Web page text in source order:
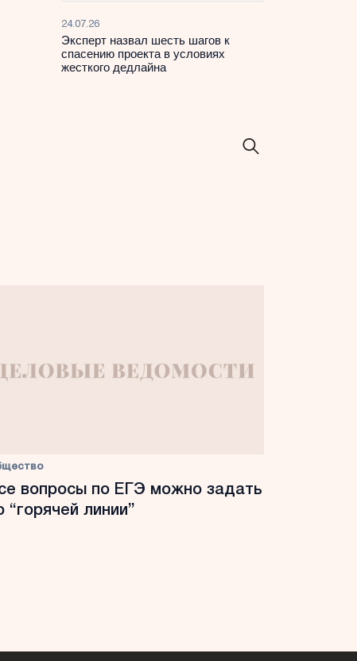
24.07.26
Эксперт назвал шесть шагов к
спасению проекта в условиях
жесткого дедлайна
вопросы по ЕГЭ можно задать
“горячей линии”